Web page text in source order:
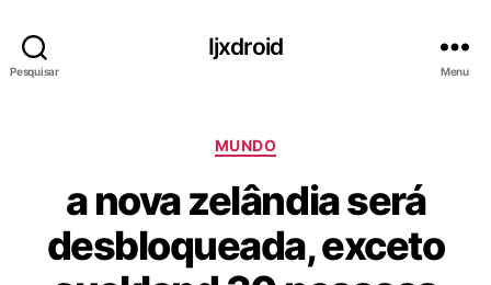
Pesquisar
Ijxdroid
Menu
C
t
e
g
o
MUNDO
a nova zelândia será
desbloqueada, exceto